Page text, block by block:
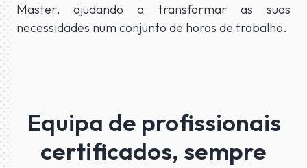
Master, ajudando a transformar as suas
necessidades num conjunto de horas de trabalho.
Equipa de profissionais
certificados, sempre